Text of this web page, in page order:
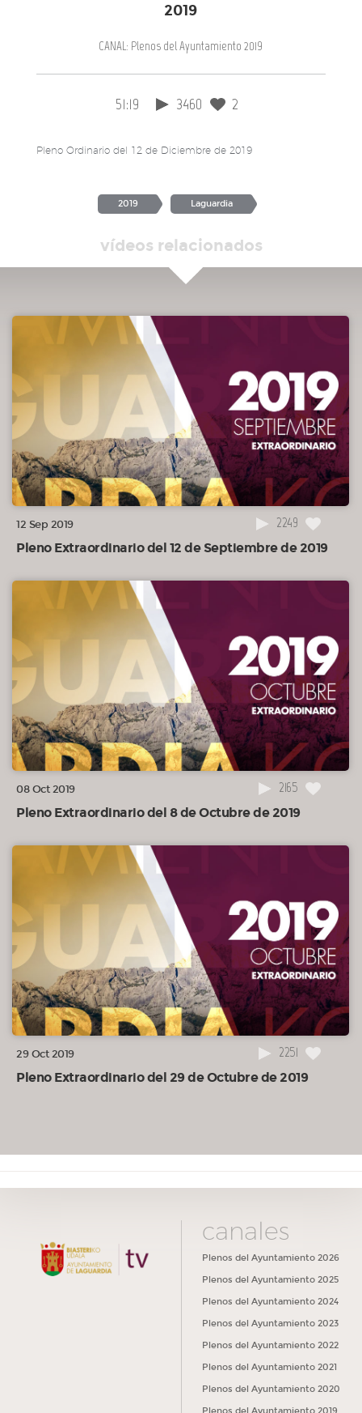
2019
CANAL: Plenos del Ayuntamiento 2019
51:19 3460 2
Pleno Ordinario del 12 de Diciembre de 2019
2019 Laguardia
vídeos relacionados
12 Sep 2019 2249
Pleno Extraordinario del 12 de Septiembre de 2019
08 Oct 2019 2165
Pleno Extraordinario del 8 de Octubre de 2019
29 Oct 2019 2251
Pleno Extraordinario del 29 de Octubre de 2019
canales
Plenos del Ayuntamiento 2026
Plenos del Ayuntamiento 2025
Plenos del Ayuntamiento 2024
Plenos del Ayuntamiento 2023
Plenos del Ayuntamiento 2022
Plenos del Ayuntamiento 2021
Plenos del Ayuntamiento 2020
Plenos del Ayuntamiento 2019